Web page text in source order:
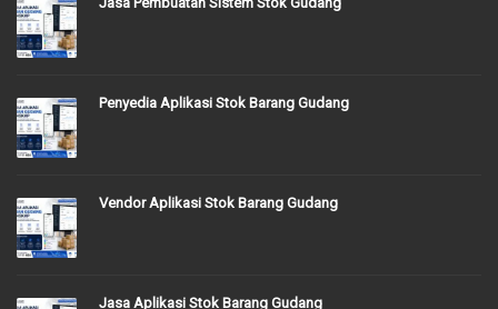
Penyedia Aplikasi Stok Barang Gudang
Vendor Aplikasi Stok Barang Gudang
Jasa Aplikasi Stok Barang Gudang